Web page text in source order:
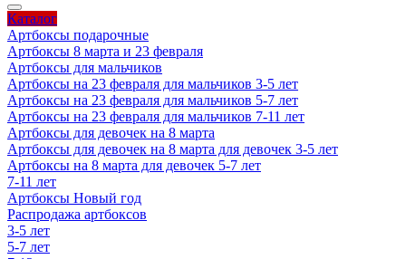
Каталог
Артбоксы подарочные
Артбоксы 8 марта и 23 февраля
Артбоксы для мальчиков
Артбоксы на 23 февраля для мальчиков 3-5 лет
Артбоксы на 23 февраля для мальчиков 5-7 лет
Артбоксы на 23 февраля для мальчиков 7-11 лет
Артбоксы для девочек на 8 марта
Артбоксы для девочек на 8 марта для девочек 3-5 лет
Артбоксы на 8 марта для девочек 5-7 лет
7-11 лет
Артбоксы Новый год
Распродажа артбоксов
3-5 лет
5-7 лет